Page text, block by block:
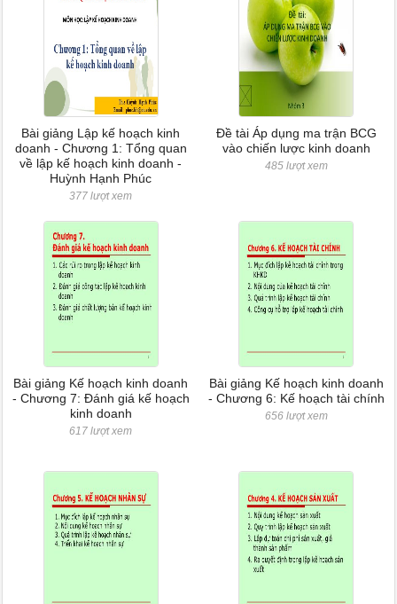
Bài giảng Lập kế hoạch kinh
doanh - Chương 1: Tổng quan
về lập kế hoạch kinh doanh -
Huỳnh Hạnh Phúc
377 lượt xem
Đề tài Áp dụng ma trận BCG
vào chiến lược kinh doanh
485 lượt xem
Bài giảng Kế hoạch kinh doanh
- Chương 7: Đánh giá kế hoạch
kinh doanh
617 lượt xem
Bài giảng Kế hoạch kinh doanh
- Chương 6: Kế hoạch tài chính
656 lượt xem